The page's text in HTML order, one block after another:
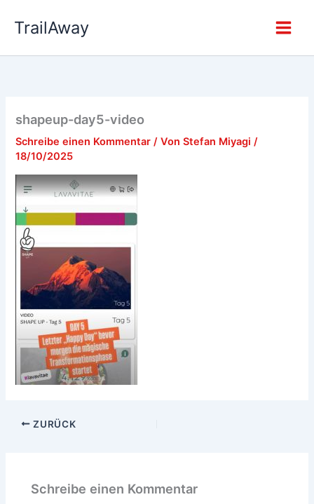
InhaltTrailAway
shapeup-day5-video
Schreibe einen Kommentar / VonStefan Miyagi/
18/10/2025
ZURÜCK
Schreibe einen Kommentar